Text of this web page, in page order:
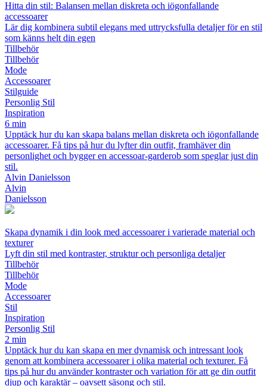
Hitta din stil: Balansen mellan diskreta och iögonfallande
accessoarer
Lär dig kombinera subtil elegans med uttrycksfulla detaljer för en stil
som känns helt din egen
Tillbehör
Tillbehör
Mode
Accessoarer
Stilguide
Personlig Stil
Inspiration
6 min
Upptäck hur du kan skapa balans mellan diskreta och iögonfallande
accessoarer. Få tips på hur du lyfter din outfit, framhäver din
personlighet och bygger en accessoar-garderob som speglar just din
stil.
Alvin Danielsson
Alvin
Danielsson
Skapa dynamik i din look med accessoarer i varierade material och
texturer
Lyft din stil med kontraster, struktur och personliga detaljer
Tillbehör
Tillbehör
Mode
Accessoarer
Stil
Inspiration
Personlig Stil
2 min
Upptäck hur du kan skapa en mer dynamisk och intressant look
genom att kombinera accessoarer i olika material och texturer. Få
tips på hur du använder kontraster och variation för att ge din outfit
djup och karaktär – oavsett säsong och stil.